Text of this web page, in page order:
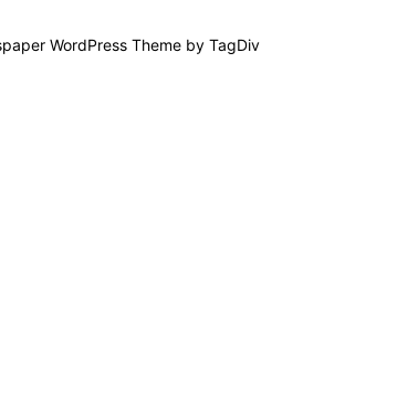
WordPress Theme by TagDiv